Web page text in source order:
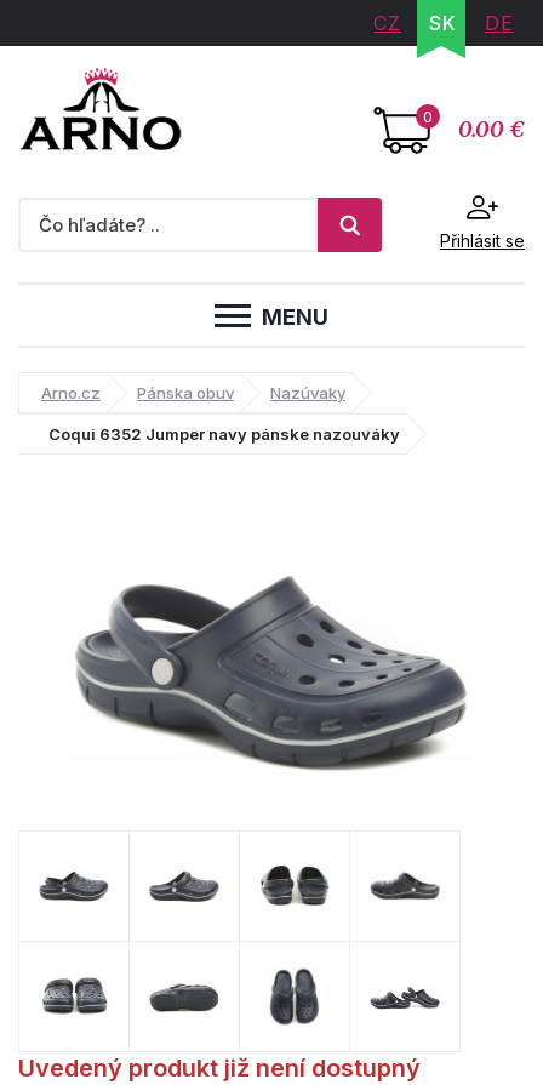
CZ SK DE
0 0.00 €
Přihlásit se
MENU
Arno.cz Pánska obuv Nazúvaky
Coqui 6352 Jumper navy pánske nazouváky
Uvedený produkt již není dostupný